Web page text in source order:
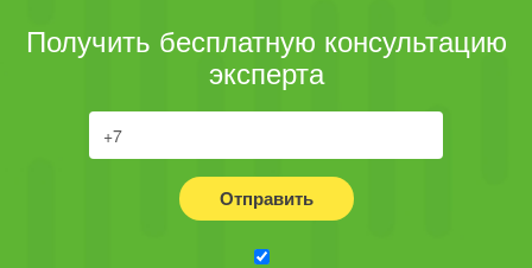
Получить бесплатную консультацию
эксперта
Отправить